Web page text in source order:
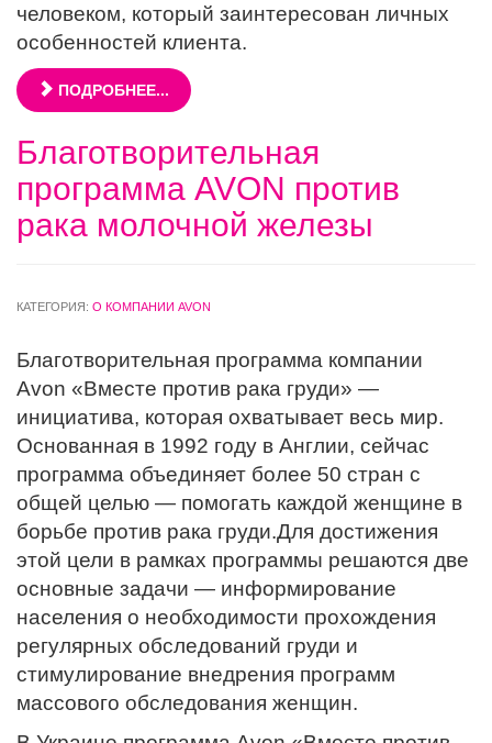
человеком, который заинтересован личных
особенностей клиента.
ПОДРОБНЕЕ...
Благотворительная
программа AVON против
рака молочной железы
КАТЕГОРИЯ: О КОМПАНИИ AVON
Благотворительная программа компании
Avon «Вместе против рака груди» —
инициатива, которая охватывает весь мир.
Основанная в 1992 году в Англии, сейчас
программа объединяет более 50 стран с
общей целью — помогать каждой женщине в
борьбе против рака груди.Для достижения
этой цели в рамках программы решаются две
основные задачи — информирование
населения о необходимости прохождения
регулярных обследований груди и
стимулирование внедрения программ
массового обследования женщин.